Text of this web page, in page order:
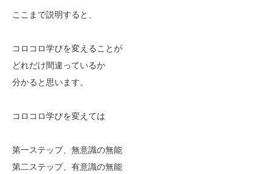
ここまで説明すると、
コロコロ学びを変えることが
どれだけ間違っているか
分かると思います。
コロコロ学びを変えては
第一ステップ、無意識の無能
第二ステップ、有意識の無能